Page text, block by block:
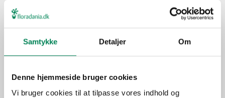
Samtykke Detaljer Om
Denne hjemmeside bruger cookies
Vi bruger cookies til at tilpasse vores indhold og
Watering
Feeding
Location
Light
Origin